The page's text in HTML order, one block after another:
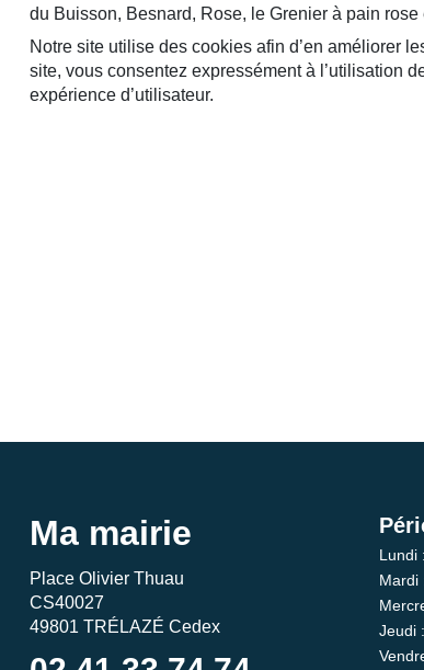
du Buisson, Besnard, Rose, le Grenier à pain
Notre site utilise des cookies afin d’en améliorer
site, vous consentez expressément à l’utilisation
expérience d’utilisateur.
Ma mairie
Place Olivier Thuau
CS40027
49801 TRÉLAZÉ Cedex
Lundi :
Mardi
Jeudi :